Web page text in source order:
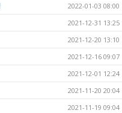
2022-01-03 08:00
2021-12-31 13:25
2021-12-20 13:10
2021-12-16 09:07
2021-12-01 12:24
2021-11-20 20:04
2021-11-19 09:04